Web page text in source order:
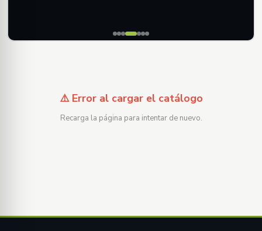
⚠️ Error al cargar el catálogo
Recarga la página para intentar de nuevo.